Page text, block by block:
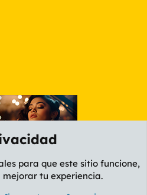
para que este sitio funcione,
tu experiencia.